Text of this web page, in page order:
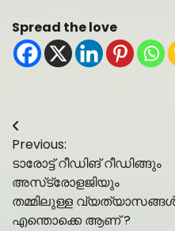
Spread the love
Post
navigation
Previous:
ടാരോട്ട് റീഡിങ് റീഡിങ്ങും
അസ്‌ട്രോളജിയും
തമ്മിലുള്ള
എന്തൊക്കെ ആണ് ?